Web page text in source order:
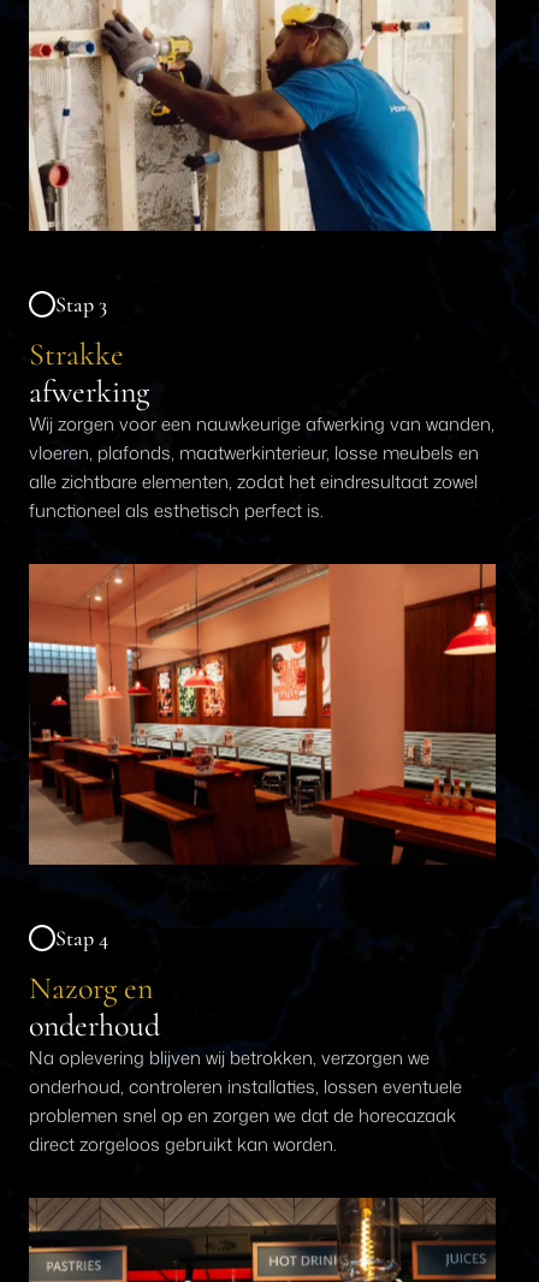
Strakke
afwerking
Wij zorgen voor een nauwkeurige afwerking van wanden,
vloeren, plafonds, maatwerkinterieur, losse meubels en
alle zichtbare elementen, zodat het eindresultaat zowel
functioneel als esthetisch perfect is.
Stap 3
Nazorg en
onderhoud
Na oplevering blijven wij betrokken, verzorgen we
onderhoud, controleren installaties, lossen eventuele
problemen snel op en zorgen we dat de horecazaak
direct zorgeloos gebruikt kan worden.
Stap 4